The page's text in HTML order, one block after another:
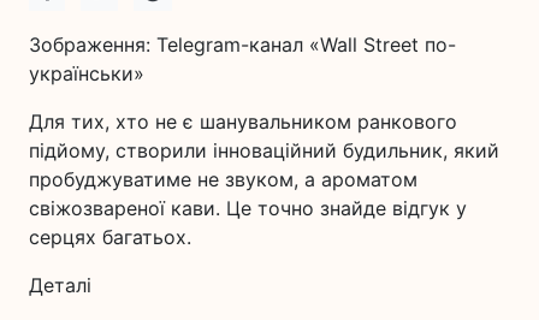
Зображення: Telegram-канал «Wall Street по-
українськи»
Для тих, хто не є шанувальником ранкового
підйому, створили інноваційний будильник, який
пробуджуватиме не звуком, а ароматом
свіжозвареної кави. Це точно знайде відгук у
серцях багатьох.
Деталі